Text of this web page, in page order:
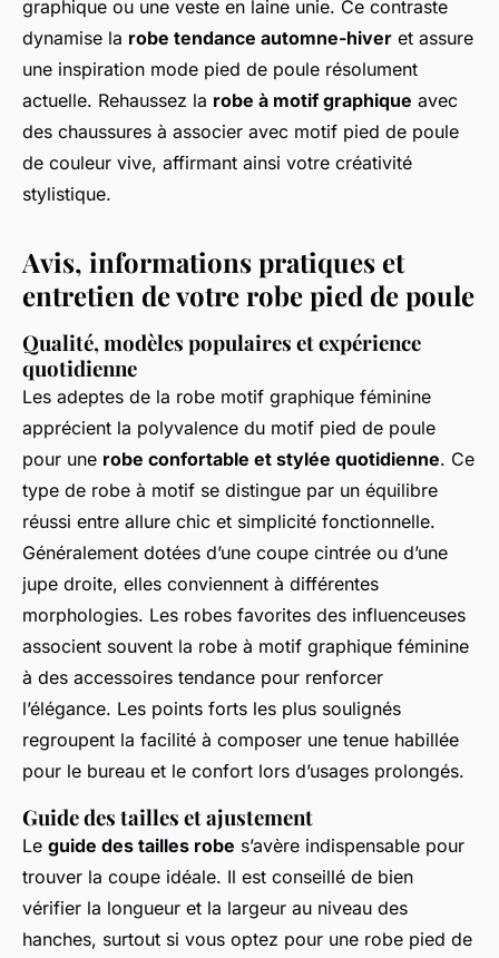
graphique ou une veste en laine unie. Ce contraste
dynamise la robe tendance automne-hiver et assure
une inspiration mode pied de poule résolument
actuelle. Rehaussez la robe à motif graphique avec
des chaussures à associer avec motif pied de poule
de couleur vive, affirmant ainsi votre créativité
stylistique.
Avis, informations pratiques et
entretien de votre robe pied de poule
Qualité, modèles populaires et expérience
quotidienne
Les adeptes de la robe motif graphique féminine
apprécient la polyvalence du motif pied de poule
pour une robe confortable et stylée quotidienne. Ce
type de robe à motif se distingue par un équilibre
réussi entre allure chic et simplicité fonctionnelle.
Généralement dotées d’une coupe cintrée ou d’une
jupe droite, elles conviennent à différentes
morphologies. Les robes favorites des influenceuses
associent souvent la robe à motif graphique féminine
à des accessoires tendance pour renforcer
l’élégance. Les points forts les plus soulignés
regroupent la facilité à composer une tenue habillée
pour le bureau et le confort lors d’usages prolongés.
Guide des tailles et ajustement
Le guide des tailles robe s’avère indispensable pour
trouver la coupe idéale. Il est conseillé de bien
vérifier la longueur et la largeur au niveau des
hanches, surtout si vous optez pour une robe pied de